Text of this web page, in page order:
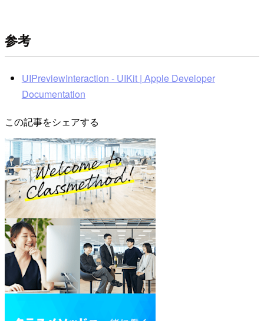
参考
UIPreviewInteraction - UIKit | Apple Developer
Documentation
この記事をシェアする